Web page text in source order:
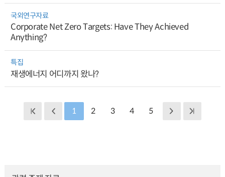
국외연구자료
Corporate Net Zero Targets: Have They Achieved
Anything?
특집
재생에너지 어디까지 왔나?
1 2 3 4 5